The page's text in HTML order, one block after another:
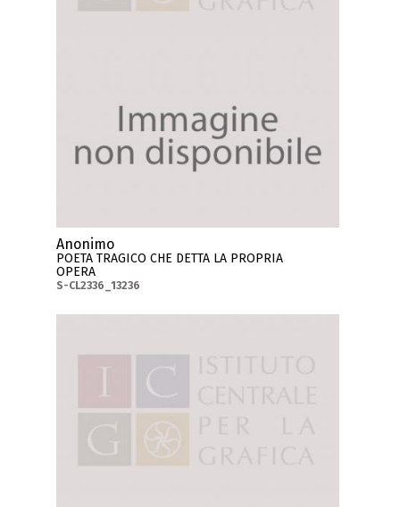
Anonimo
POETA TRAGICO CHE DETTA LA PROPRIA
OPERA
S-CL2336_13236